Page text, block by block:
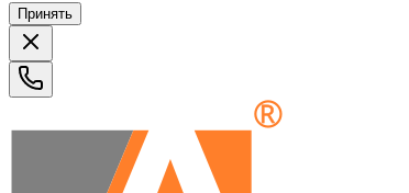
Принять